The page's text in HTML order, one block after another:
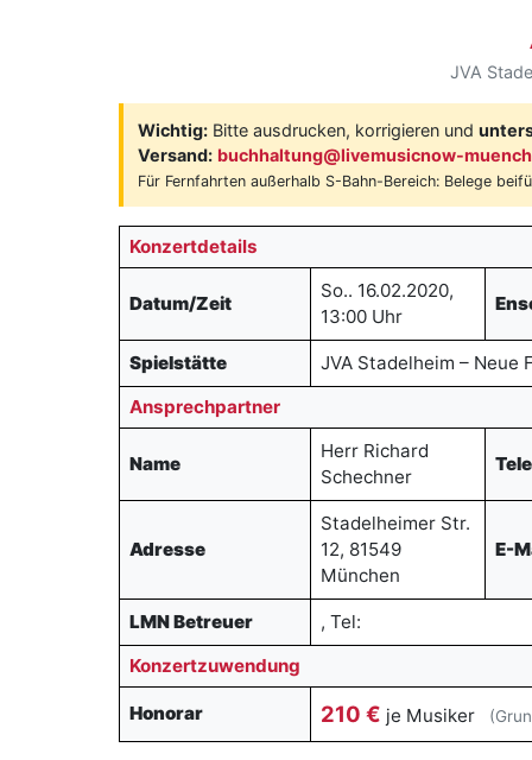
JVA
Wichtig: Bitte ausdrucken, korrigieren und
Versand: buchhaltung@livemusicnow-
Für Fernfahrten außerhalb S-Bahn-Bereich: Belege
Konzertdetails
Datum/Zeit
So.. 16.02.2020,
13:00 Uhr
Spielstätte
JVA Stadelheim – Neue
Ansprechpartner
Name
Herr Richard
Schechner
Adresse
Stadelheimer Str.
12, 81549
München
E-
LMN Betreuer
, Tel:
Konzertzuwendung
Honorar 210 € je Musiker